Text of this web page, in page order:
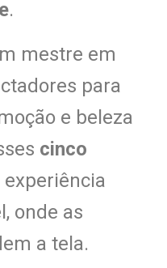
.
mestre em
para
e beleza
cinco
onde as
a tela.